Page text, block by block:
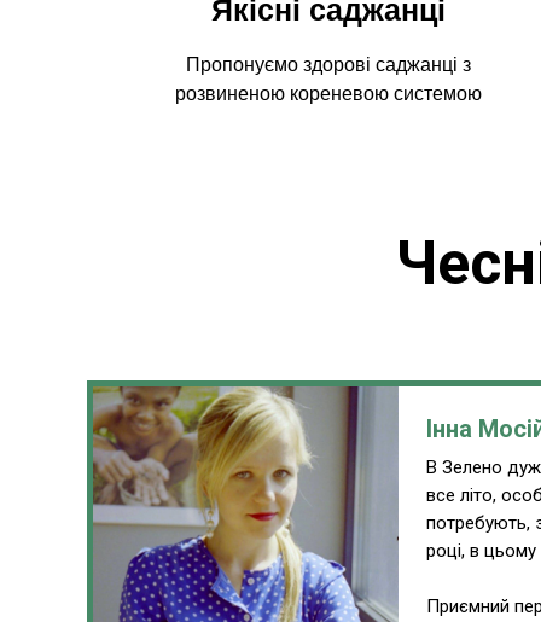
Пропонуємо здорові саджанці з
розвиненою кореневою системою
Якісні саджанці
Інна
В Зелено
все літо,
потребують,
році, в
Приємний